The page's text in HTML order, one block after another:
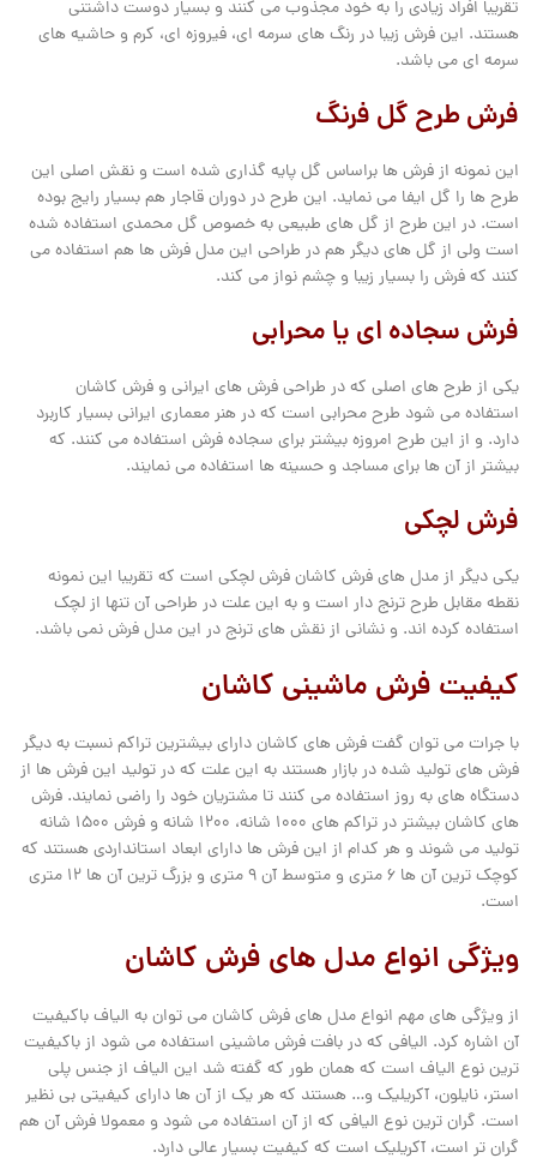
تقریبا افراد زیادی را به خود مجذوب می کنند و بسیار دوست داشتنی
هستند. این فرش زیبا در رنگ های سرمه ای، فیروزه ای، کرم و حاشیه های
سرمه ای می باشد.
فرش طرح گل فرنگ
این نمونه از فرش ها براساس گل پایه گذاری شده است و نقش اصلی این
طرح ها را گل ایفا می نماید. این طرح در دوران قاجار هم بسیار رایج بوده
است. در این طرح از گل های طبیعی به خصوص گل محمدی استفاده شده
است ولی از گل های دیگر هم در طراحی این مدل فرش ها هم استفاده می
کنند که فرش را بسیار زیبا و چشم نواز می کند.
فرش سجاده ای یا محرابی
یکی از طرح های اصلی که در طراحی فرش های ایرانی و فرش کاشان
استفاده می شود طرح محرابی است که در هنر معماری ایرانی بسیار کاربرد
دارد. و از این طرح امروزه بیشتر برای سجاده فرش استفاده می کنند. که
بیشتر از آن ها برای مساجد و حسینه ها استفاده می نمایند.
فرش لچکی
یکی دیگر از مدل های فرش کاشان فرش لچکی است که تقریبا این نمونه
نقطه مقابل طرح ترنج دار است و به این علت در طراحی آن تنها از لچک
استفاده کرده اند. و نشانی از نقش های ترنج در این مدل فرش نمی باشد.
کیفیت فرش ماشینی کاشان
با جرات می توان گفت فرش های کاشان دارای بیشترین تراکم نسبت به دیگر
فرش های تولید شده در بازار هستند به این علت که در تولید این فرش ها از
دستگاه های به روز استفاده می کنند تا مشتریان خود را راضی نمایند. فرش
های کاشان بیشتر در تراکم های 10۰۰ شانه، 12۰۰ شانه و فرش ۱5۰۰ شانه
تولید می شوند و هر کدام از این فرش ها دارای ابعاد استانداردی هستند که
کوچک ترین آن ها ۶ متری و متوسط آن ۹ متری و بزرگ ترین آن ها ۱۲ متری
است.
ویژگی انواع مدل های فرش کاشان
از ویژگی های مهم انواع مدل های فرش کاشان می توان به الیاف باکیفیت
آن اشاره کرد. الیافی که در بافت فرش ماشینی استفاده می شود از باکیفیت
ترین نوع الیاف است که همان طور که گفته شد این الیاف از جنس پلی
استر، نایلون، آکریلیک و… هستند که هر یک از آن ها دارای کیفیتی بی نظیر
است. گران ترین نوع الیافی که از آن استفاده می شود و معمولا فرش آن هم
گران تر است، آکریلیک است که کیفیت بسیار عالی دارد.